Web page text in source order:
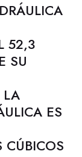
52,3
SU
LA
ES
CÚBICOS